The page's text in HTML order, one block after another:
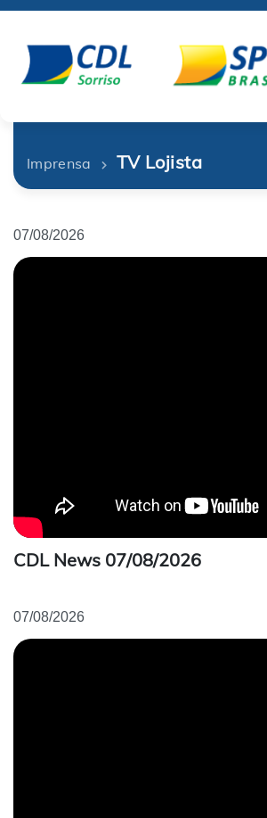
Imprensa TV Lojista
07/08/2026
CDL News 07/08/2026
07/08/2026